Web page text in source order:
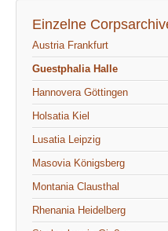
Einzelne
Austria Frankfurt
Guestphalia Halle
Hannovera Göttingen
Holsatia Kiel
Lusatia Leipzig
Masovia Königsberg
Montania Clausthal
Rhenania Heidelberg